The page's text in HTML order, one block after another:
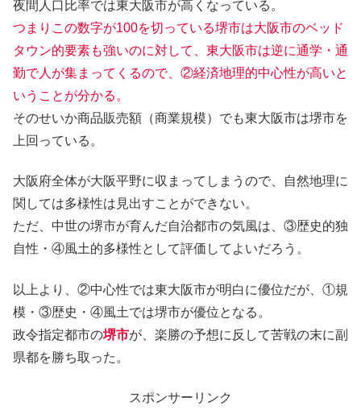
夜間人口比率では東大阪市が高くなっている。
つまりこの数字が100を切っている堺市は大阪市のベッド
タウン的要素も強いのに対して、東大阪市は逆に通学・通
勤で人が集まってくるので、②経済地理的中心性が高いと
いうことが分かる。
そのせいか商品販売額（商業規模）でも東大阪市は堺市を
上回っている。
大阪府全体が大阪平野に収まってしまうので、自然地理に
関しては多様性は見出すことができない。
ただ、中世の堺市が育んだ自治都市の気風は、③歴史的独
自性・④風土的多様性として評価してよいだろう。
以上より、②中心性では東大阪市が明白に優位だが、①規
模・③歴史・④風土では堺市が優位となる。
政令指定都市の堺市が、楽勝の予想に反して苦戦の末に副
県都を勝ち取った。
スポンサーリンク